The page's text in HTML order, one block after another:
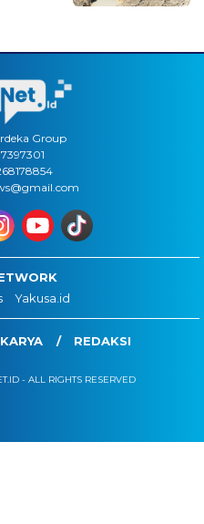
Group
Yakusa.id
REDAKSI
- ALL RIGHTS RESERVED